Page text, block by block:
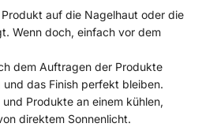
auf die Nagelhaut oder die
Wenn doch, einfach vor dem
dem Auftragen der Produkte
das Finish perfekt bleiben.
Produkte an einem kühlen,
direktem Sonnenlicht.